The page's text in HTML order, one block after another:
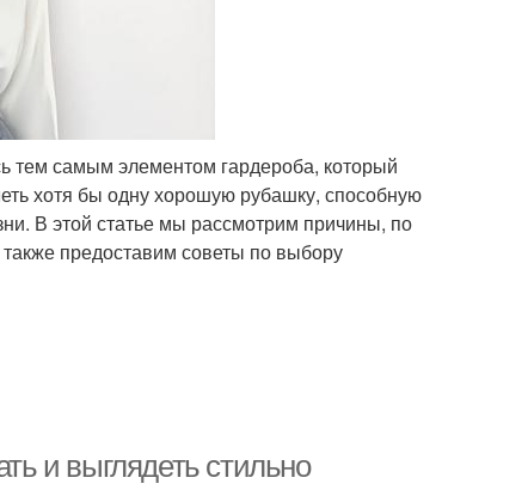
тем самым элементом гардероба, который
хотя бы одну хорошую рубашку, способную
В этой статье мы рассмотрим причины, по
предоставим советы по выбору
и выглядеть стильно